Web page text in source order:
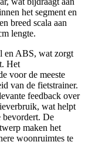
het segment en
breed scala aan
lengte.
en ABS, wat zorgt
Het
voor de meeste
van de fietstrainer.
feedback over
wat helpt
bevordert. De
maken het
woonruimtes te